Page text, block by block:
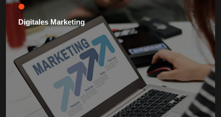
Digitales Marketing